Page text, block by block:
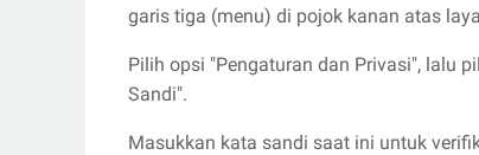
garis tiga (menu) di pojok kanan atas
Pilih opsi "Pengaturan dan Privasi", lalu
Sandi".
Masukkan kata sandi saat ini untuk